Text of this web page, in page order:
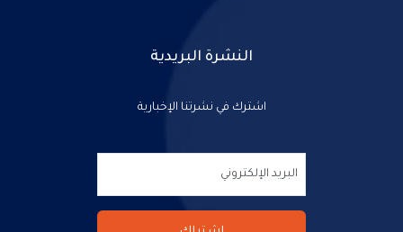
النشرة البريدية
اشترك في نشرتنا الإخبارية